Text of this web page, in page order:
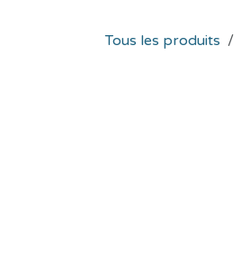
Tous les produits